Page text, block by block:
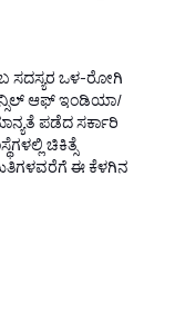
ಸದಸ್ಯರ ಒಳ-ರೋಗಿ
ಕೌನ್ಸಿಲ್ ಆಫ್ ಇಂಡಿಯಾ/
ಪಡೆದ ಸರ್ಕಾರಿ
ಚಿಕಿತ್ಸೆ
ಈ ಕೆಳಗಿನ